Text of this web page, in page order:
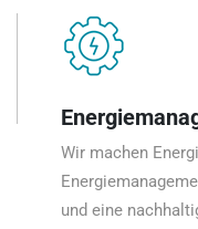
Wir machen
und eine